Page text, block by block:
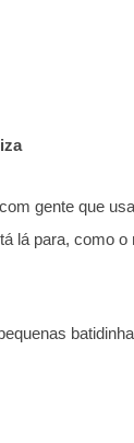
gente que
lá para, como